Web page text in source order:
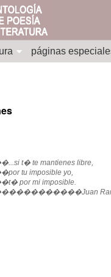
páginas
te mantienes libre,
imposible yo,
mi imposible.